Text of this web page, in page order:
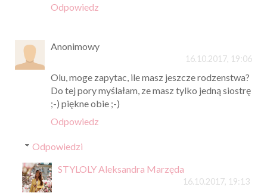
Odpowiedz
Anonimowy
16.10.2017, 19:06
Olu, moge zapytac, ile masz jeszcze rodzenstwa?
Do tej pory myślałam, ze masz tylko jedną siostrę
;-) piękne obie ;-)
Odpowiedz
Odpowiedzi
STYLOLY Aleksandra Marzęda
16.10.2017, 19:13